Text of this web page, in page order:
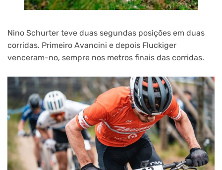
Nino Schurter teve duas segundas posições em duas
corridas. Primeiro Avancini e depois Fluckiger
venceram-no, sempre nos metros finais das corridas.